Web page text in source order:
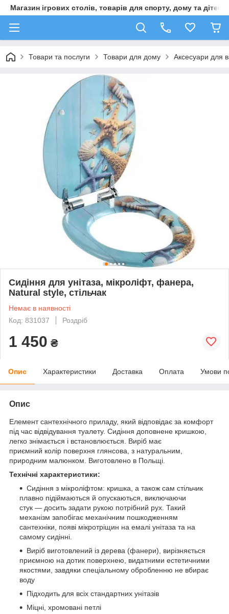
Магазин ігрових столів, товарів для спорту, дому та дітей
Товари та послуги Товари для дому Аксесуари для
Сидіння для унітаза, мікроліфт, фанера,
Natural style, стільчак
Немає в наявності
Код: 831037
Роздріб
1 450 ₴
Опис Характеристики Доставка Оплата Умови
Опис
Елемент сантехнічного приладу, який відповідає за комфорт
під час відвідування туалету. Сидіння доповнене кришкою,
легко знімається і встановлюється. Виріб має
приємний колір поверхня глянсова, з натуральним,
природним малюнком. Виготовлено в Польщі.
Технічні характеристики:
Сидіння з мікроліфтом: кришка, а також сам стільчик
плавно підіймаються й опускаються, виключаючи
стук — досить задати рукою потрібний рух. Такий
механізм запобігає механічним пошкодженням
сантехніки, появі мікротріщин на емалі унітаза та на
самому сидінні.
Виріб виготовлений із дерева (фанери), вирізняється
приємною на дотик поверхнею, видатними естетичними
якостями, завдяки спеціальному обробленню не вбирає
воду
Підходить для всіх стандартних унітазів
Міцні, хромовані петлі